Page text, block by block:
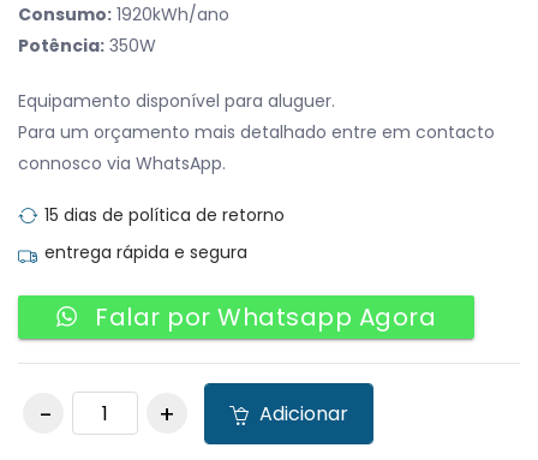
Consumo: 1920kWh/ano
Potência: 350W
Equipamento disponível para aluguer.
Para um orçamento mais detalhado entre em contacto
connosco via WhatsApp.
15 dias de política de retorno
entrega rápida e segura
Falar por Whatsapp Agora
Bancada
Refrigerada quantity
Adicionar